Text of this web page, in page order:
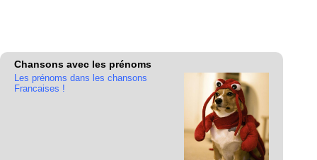
Chansons avec les prénoms
Les prénoms dans les chansons
Francaises !